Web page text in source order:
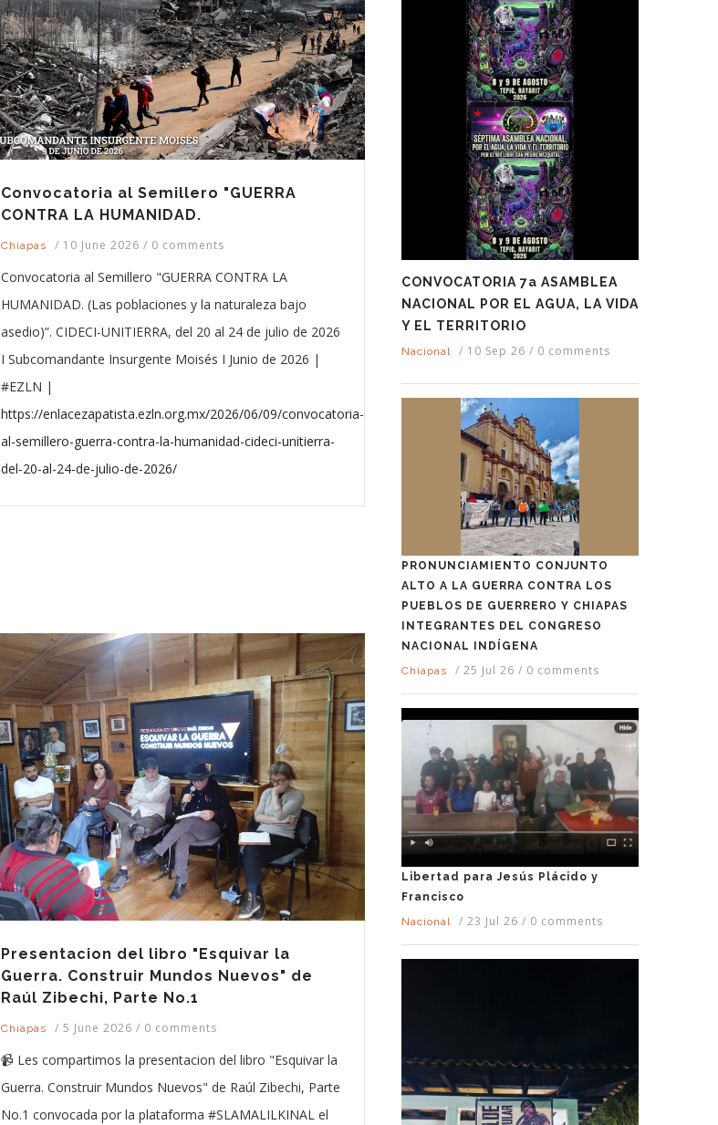
Convocatoria al Semillero "GUERRA
CONTRA LA HUMANIDAD.
Chiapas / 10 June 2026 / 0 comments
Convocatoria al Semillero "GUERRA CONTRA LA
HUMANIDAD. (Las poblaciones y la naturaleza bajo
asedio)”. CIDECI-UNITIERRA, del 20 al 24 de julio de 2026
I Subcomandante Insurgente Moisés I Junio de 2026 |
#EZLN |
https://enlacezapatista.ezln.org.mx/2026/06/09/convocatoria-
al-semillero-guerra-contra-la-humanidad-cideci-unitierra-
del-20-al-24-de-julio-de-2026/
Presentacion del libro "Esquivar la
Guerra. Construir Mundos Nuevos" de
Raúl Zibechi, Parte No.1
Chiapas / 5 June 2026 / 0 comments
📹 Les compartimos la presentacion del libro "Esquivar la
Guerra. Construir Mundos Nuevos" de Raúl Zibechi, Parte
No.1 convocada por la plataforma #SLAMALILKINAL el
CONVOCATORIA 7a ASAMBLEA
NACIONAL POR EL AGUA, LA VIDA
Y EL TERRITORIO
Nacional / 10 Sep 26 / 0 comments
PRONUNCIAMIENTO CONJUNTO
ALTO A LA GUERRA CONTRA LOS
PUEBLOS DE GUERRERO Y CHIAPAS
INTEGRANTES DEL CONGRESO
NACIONAL INDÍGENA
Chiapas
/ 25 Jul 26 / 0 comments
Libertad para Jesús Plácido y
Francisco
Nacional
/ 23 Jul 26 / 0 comments